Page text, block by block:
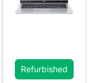
Refurbished